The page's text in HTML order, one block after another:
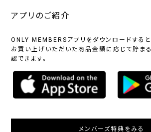
アプリのご紹介
ONLY MEMBERSアプリをダウンロードすると
お買い上げいただいた商品金額に応じて貯ま
認できます。
メンバーズ特典をみる